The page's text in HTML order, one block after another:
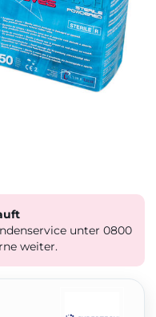
unter 0800
weiter.